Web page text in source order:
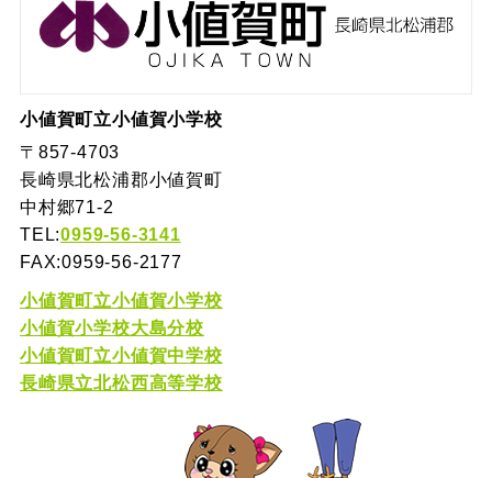
小値賀町立小値賀小学校
〒857-4703
長崎県北松浦郡小値賀町
中村郷71-2
TEL:0959-56-3141
FAX:0959-56-2177
小値賀町立小値賀小学校
小値賀小学校大島分校
小値賀町立小値賀中学校
長崎県立北松西高等学校